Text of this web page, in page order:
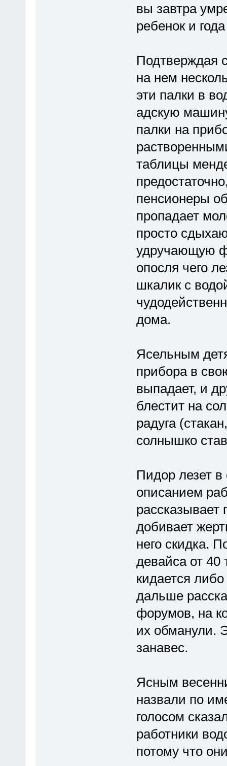
вы завтра
ребенок и
Подтверждая
на нем
эти палки в
адскую
палки на
таблицы
пенсионеры
пропадает
просто
удручающую
опосля чего
шкалик с
дома.
Ясельным
прибора в
выпадает, и
блестит на
радуга
солнышко
Пидор лезет
описанием
рассказывает
добивает
него скидка.
девайса от
кидается
дальше
форумов, на
их обманули.
занавес.
Ясным
назвали по
голосом
работники
потому что